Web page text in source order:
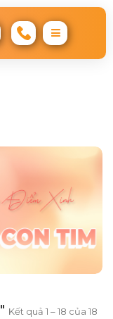
" Kết quả 1 – 18 của 18